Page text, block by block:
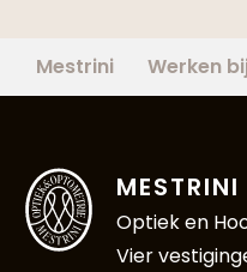
Mestrini Werken
MESTRINI
Optiek en
Vier